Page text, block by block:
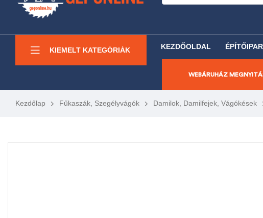
KIEMELT KATEGÓRIÁK KEZDŐOLDAL
WEBÁRUHÁZ
Kezdőlap Fűkaszák, Szegélyvágók Damilok, Damilfejek, Vágókések